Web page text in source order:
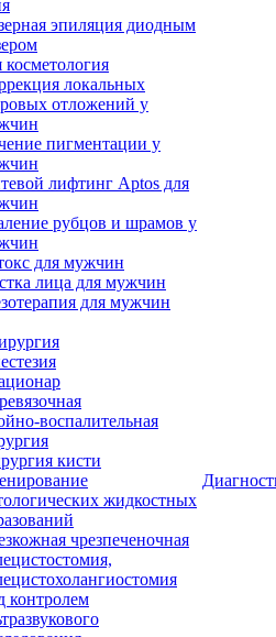
эпиляция диодным
локальных
отложений у
пигментации у
лифтинг Aptos для
рубцов и шрамов у
для мужчин
лица для мужчин
для мужчин
воспалительная
кисти
жидкостных
чрезпеченочная
контролем